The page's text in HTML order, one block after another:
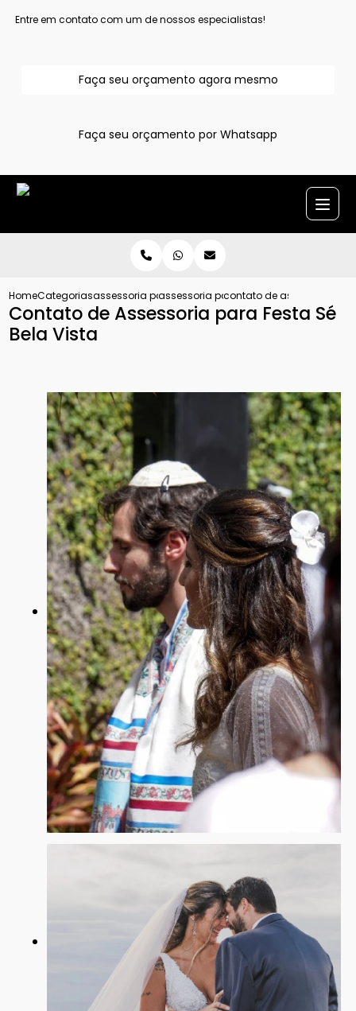
Entre em contato com um de nossos especialistas!
Faça seu orçamento agora mesmo
Faça seu orçamento por Whatsapp
HomeCategoriasassessoria para eventoassessoria para eventos sociais sao
contato de assessoria
Contato de Assessoria para Festa Sé
Bela Vista